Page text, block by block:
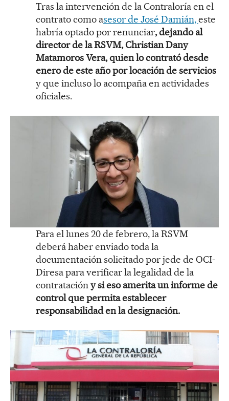
Tras la intervención de la Contraloría en el
contrato como asesor de José Damián,este
habría optado por renunciar, dejando al
director de la RSVM, Christian Dany
Matamoros Vera, quien lo contrató desde
enero de este año por locación de servicios
y que incluso lo acompaña en actividades
oficiales.
Para el lunes 20 de febrero, la RSVM
deberá haber enviado toda la
documentación solicitado por jede de OCI-
Diresa para verificar la legalidad de la
contratación y si eso amerita un informe de
control que permita establecer
responsabilidad en la designación.